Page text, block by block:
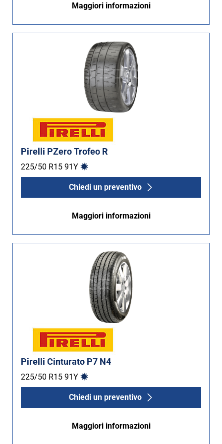
Maggiori informazioni
Pirelli PZero Trofeo R
225/50 R15 91Y
Chiedi un preventivo
Maggiori informazioni
Pirelli Cinturato P7 N4
225/50 R15 91Y
Chiedi un preventivo
Maggiori informazioni